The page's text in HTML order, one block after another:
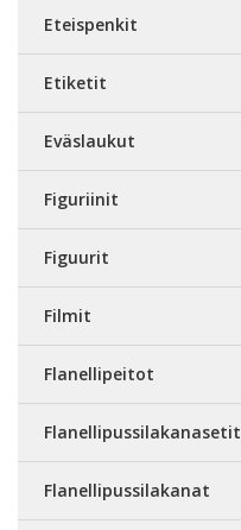
Eteispenkit
Etiketit
Eväslaukut
Figuriinit
Figuurit
Filmit
Flanellipeitot
Flanellipussilakanasetit
Flanellipussilakanat